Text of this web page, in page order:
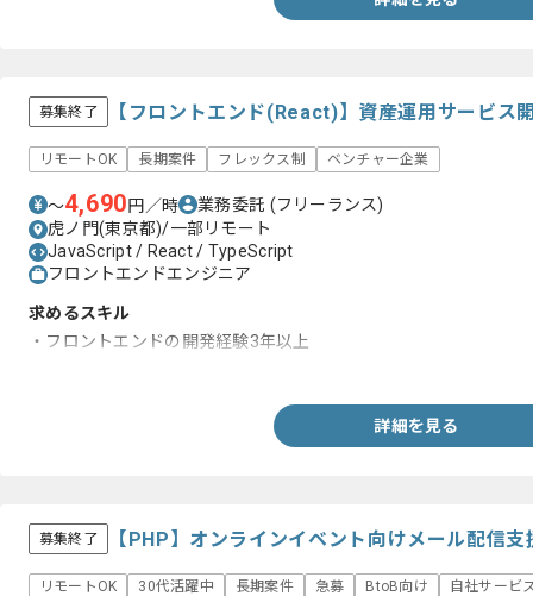
募集終了 【フロントエンド(React)】資産運用サービス
リモートOK 長期案件 フレックス制 ベンチャー企業
〜4,690円／時 業務委託 (フリーランス)
虎ノ門(東京都)/一部リモート
JavaScript / React / TypeScript
フロントエンドエンジニア
求めるスキル
・フロントエンドの開発経験3年以上
詳細を見る
募集終了 【PHP】オンラインイベント向けメール配信
リモートOK 30代活躍中 長期案件 急募 BtoB向け 自社サービ